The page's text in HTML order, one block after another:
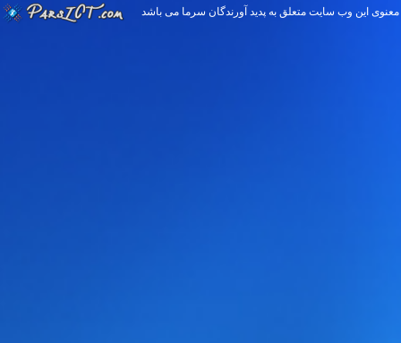
اين وب سایت متعلق به پدید آورندگان سرما می باشد